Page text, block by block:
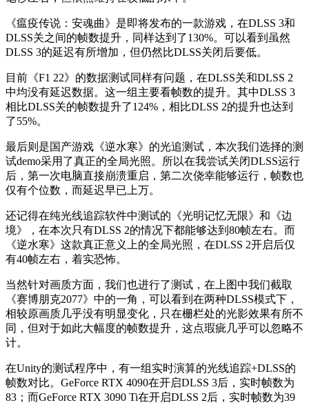
《瘟疫传说：安魂曲》是即将发布的一款游戏，在DLSS 3和
DLSS关之间的帧数提升，同样达到了130%。可以看到虽然
DLSS 3的延迟有所增加，但仍然比DLSS关闭后要低。
目前《F1 22》的数据测试同样有问题，在DLSS关和DLSS 2
中均没有延迟数据。这一组主要看帧数的提升。其中DLSS 3
相比DLSS关的帧数提升了124%，相比DLSS 2的提升也达到
了55%。
最后则是国产游戏《逆水寒》的光追测试，本次我们选择的测
试demo采用了真正的全局光照。所以在我尝试关闭DLSS运行
后，第一次电脑直接崩溃重启，第二次侥幸能够运行，帧数也
仅有个位数，而延迟早已上万。
还记得在纯光线追踪软件中测试的《光明记忆无限》和《边
境》，在本次只有DLSS 2的情况下都能够达到80帧左右。而
《逆水寒》这款真正意义上的全局光照，在DLSS 2开启后仅
有40帧左右，着实恐怖。
当然针对画质方面，我们也进行了测试，在上图中我们截取
《赛博朋克2077》中的一角，可以看到在两种DLSS模式下，
相较原画质几乎没有明显变化，只在栅栏处的光影效果有所不
同，但对于如此大幅度的帧数提升，这点瑕疵几乎可以忽略不
计。
在Unity的测试程序中，有一组实时演算的光线追踪+DLSS的
帧数对比。GeForce RTX 4090在开启DLSS 3后，实时帧数为
83；而GeForce RTX 3090 Ti在开启DLSS 2后，实时帧数为39